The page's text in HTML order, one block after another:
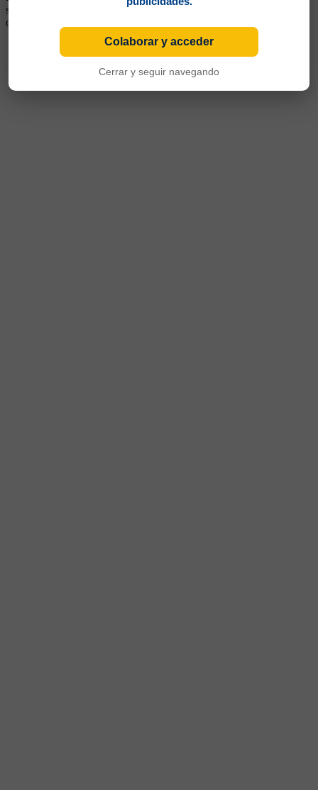
seguido ganado por Villagra). En 1972 volvió, pero su puesto lo
ocupaba Enzo Ferrero. Siguió su carrera en Gimnasia.
Colaborar y acceder
Cerrar y seguir navegando